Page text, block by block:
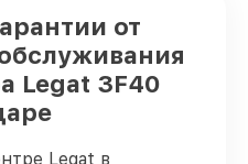
от
Legat 3F40
Legat в